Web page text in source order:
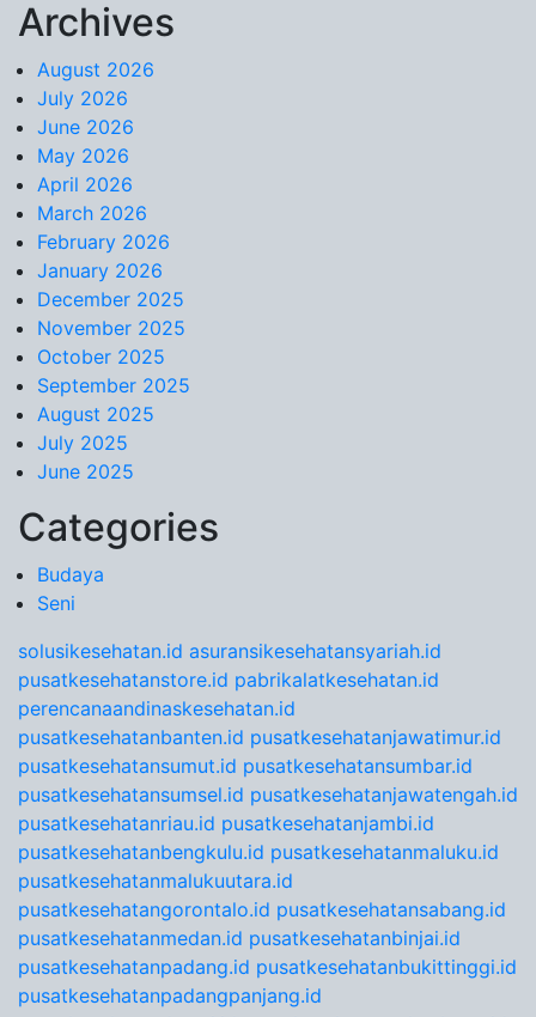
Skip to content
Archives
August 2026
July 2026
June 2026
May 2026
April 2026
March 2026
February 2026
January 2026
December 2025
November 2025
October 2025
September 2025
August 2025
July 2025
June 2025
Categories
Budaya
Seni
solusikesehatan.id asuransikesehatansyariah.id
pusatkesehatanstore.id pabrikalatkesehatan.id
perencanaandinaskesehatan.id
pusatkesehatanbanten.id pusatkesehatanjawatimur.id
pusatkesehatansumut.id pusatkesehatansumbar.id
pusatkesehatansumsel.id pusatkesehatanjawatengah.id
pusatkesehatanriau.id pusatkesehatanjambi.id
pusatkesehatanbengkulu.id pusatkesehatanmaluku.id
pusatkesehatanmalukuutara.id
pusatkesehatangorontalo.id pusatkesehatansabang.id
pusatkesehatanmedan.id pusatkesehatanbinjai.id
pusatkesehatanpadang.id pusatkesehatanbukittinggi.id
pusatkesehatanpadangpanjang.id